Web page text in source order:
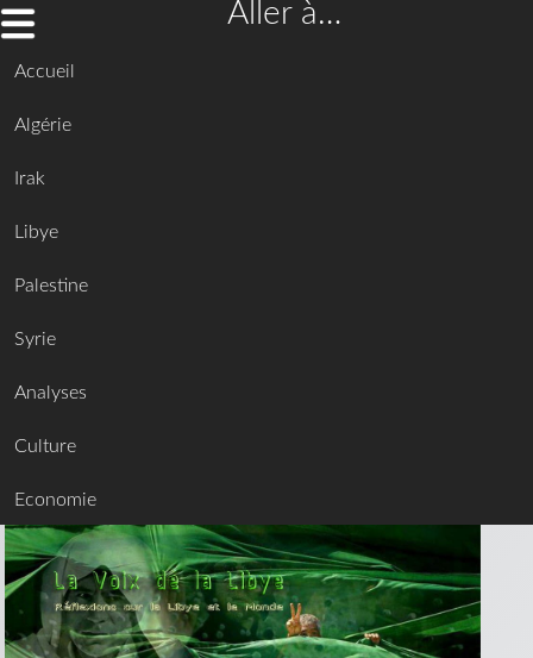
Aller à…
Accueil
Algérie
Irak
Libye
Palestine
Syrie
Analyses
Culture
Economie